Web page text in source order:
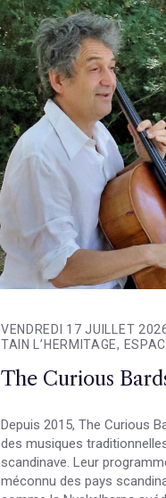
VENDREDI 17 JUILLET
TAIN L’HERMITAGE,
The Curious
Depuis 2015, The Curious
des musiques
scandinave. Leur
méconnu des pays